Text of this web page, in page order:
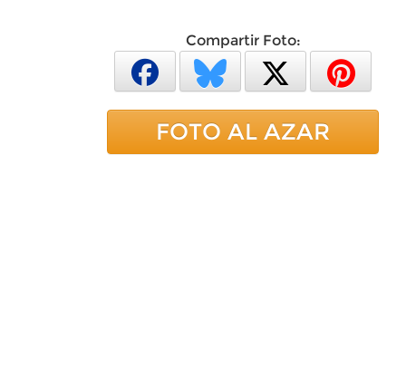
Compartir Foto:
FOTO AL AZAR